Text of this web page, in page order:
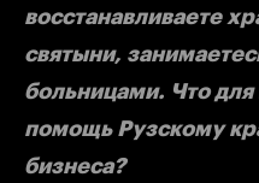
восстанавливаете
святыни,
больницами. Что для
помощь Рузскому
бизнеса?